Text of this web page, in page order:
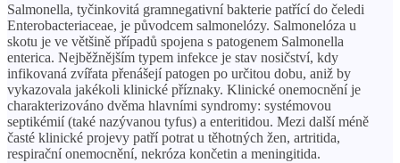
Salmonella, tyčinkovitá gramnegativní bakterie patřící do čeledi
Enterobacteriaceae, je původcem salmonelózy. Salmonelóza u
skotu je ve většině případů spojena s patogenem Salmonella
enterica. Nejběžnějším typem infekce je stav nosičství, kdy
infikovaná zvířata přenášejí patogen po určitou dobu, aniž by
vykazovala jakékoli klinické příznaky. Klinické onemocnění je
charakterizováno dvěma hlavními syndromy: systémovou
septikémií (také nazývanou tyfus) a enteritidou. Mezi další méně
časté klinické projevy patří potrat u těhotných žen, artritida,
respirační onemocnění, nekróza končetin a meningitida.